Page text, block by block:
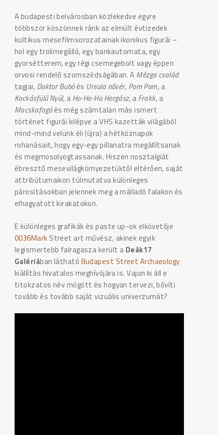
A budapesti belvárosban közlekedve egyre
többször köszönnek ránk az elmúlt évtizedek
kultikus mesefilmsorozatainak ikonikus figurái –
hol egy trolimegálló, egy bankautomata, egy
gyorsétterem, egy régi csemegebolt vagy éppen
orvosi rendelő szomszédságában. A Mézga család
tagjai, Doktor Bubóés Ursula nővér, Pom Pom, a
Kockásfülű Nyúl, a Ho-Ho-Ho Horgász, a Frakk, a
Macskafogóés még számtalan más ismert
történet figurái kilépve a VHS kazetták világából
mind-mind velünk éli (újra) a hétköznapok
rohanásait, hogy egy-egy pillanatra megállítsanak
és megmosolyogtassanak. Hiszen nosztalgiát
ébresztő mesevilágkörnyezetüktől eltérően, saját
attribútumaikon túlmutatva különleges
párosításokban jelennek meg a málladó falakon és
elhagyatott kirakatokon.
E különleges grafikák és paste up-ok elkövetője
0036Mark Street art művész, akinek egyik
legismertebb falragasza került a Deák17
Galériában látható Budapest Street Archaeology
kiállítás hivatalos meghívójára is. Vajon ki áll e
titokzatos név mögött és hogyan tervezi, bővíti
tovább és tovább saját vizuális univerzumát?